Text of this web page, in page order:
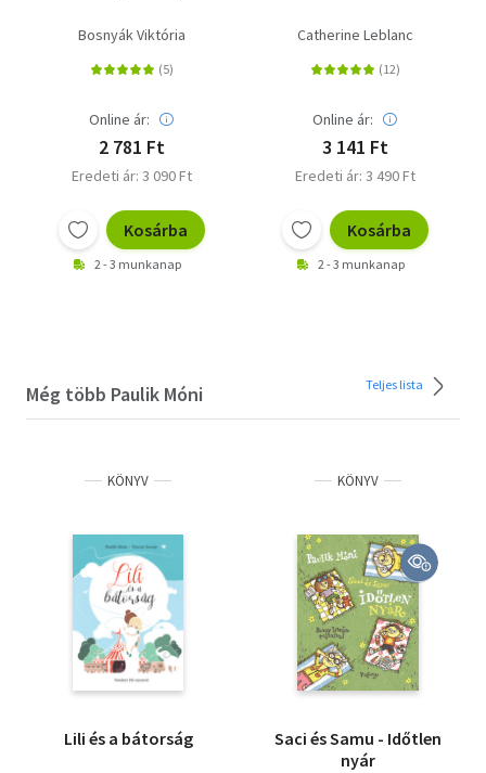
Bosnyák Viktória
Online ár:
2 781 Ft
Eredeti ár: 3 090 Ft
Kosárba
2 - 3 munkanap
Catherine Leblanc
Online ár:
3 141 Ft
Eredeti ár: 3 490 Ft
Kosárba
2 - 3 munkanap
Még több Paulik Móni Teljes lista
KÖNYV
Lili és a bátorság
KÖNYV
Saci és Samu - Időtlen
nyár